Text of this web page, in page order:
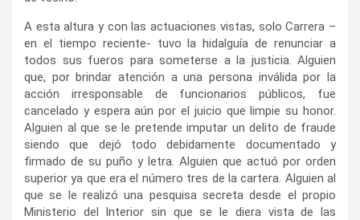
A esta altura y con las actuaciones vistas, solo Carrera –
en el tiempo reciente- tuvo la hidalguía de renunciar a
todos sus fueros para someterse a la justicia. Alguien
que, por brindar atención a una persona inválida por la
acción irresponsable de funcionarios públicos, fue
cancelado y espera aún por el juicio que limpie su honor.
Alguien al que se le pretende imputar un delito de fraude
siendo que dejó todo debidamente documentado y
firmado de su puño y letra. Alguien que actuó por orden
superior ya que era el número tres de la cartera. Alguien al
que se le realizó una pesquisa secreta desde el propio
Ministerio del Interior sin que se le diera vista de las